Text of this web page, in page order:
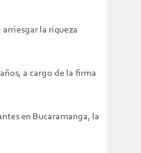
la riqueza
a cargo de la firma
en Bucaramanga, la